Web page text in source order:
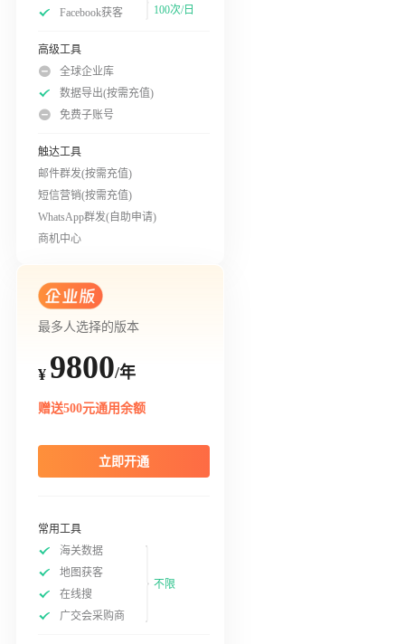
Facebook获客
100次/日
高级工具
全球企业库
数据导出(按需充值)
免费子账号
触达工具
邮件群发(按需充值)
短信营销(按需充值)
WhatsApp群发(自助申请)
商机中心
最多人选择的版本
¥ 9800/年
赠送500元通用余额
立即开通
常用工具
海关数据
地图获客
在线搜
广交会采购商
不限